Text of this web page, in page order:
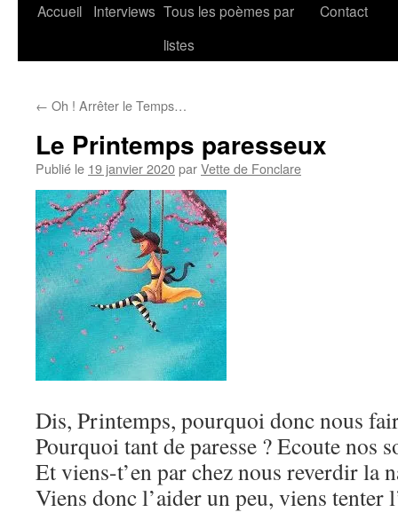
Accueil Interviews Tous les poèmes par
listes
Contact
← Oh ! Arrêter le Temps…
Le Printemps paresseux
Publié le 19 janvier 2020parVette de Fonclare
Dis, Printemps, pourquoi donc nous
Pourquoi tant de paresse ? Ecoute nos
Et viens-t’en par chez nous reverdir la
Viens donc l’aider un peu, viens tenter